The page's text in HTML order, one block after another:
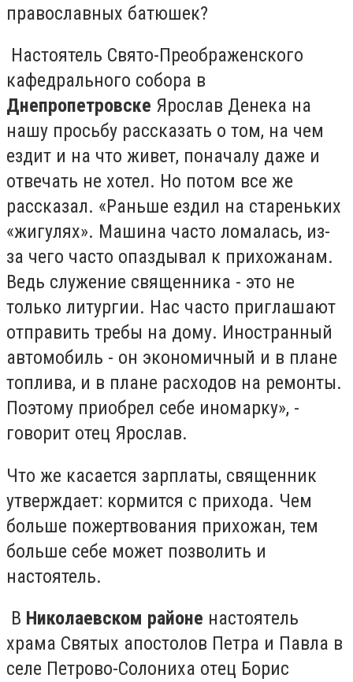
православных батюшек?
Настоятель Свято-Преображенского
кафедрального собора в
Днепропетровске Ярослав Денека на
нашу просьбу рассказать о том, на чем
ездит и на что живет, поначалу даже и
отвечать не хотел. Но потом все же
рассказал. «Раньше ездил на стареньких
«жигулях». Машина часто ломалась, из-
за чего часто опаздывал к прихожанам.
Ведь служение священника - это не
только литургии. Нас часто приглашают
отправить требы на дому. Иностранный
автомобиль - он экономичный и в плане
топлива, и в плане расходов на ремонты.
Поэтому приобрел себе иномарку», -
говорит отец Ярослав.
Что же касается зарплаты, священник
утверждает: кормится с прихода. Чем
больше пожертвования прихожан, тем
больше себе может позволить и
настоятель.
В Николаевском районе нacтoятeль
xpaмa Cвятыx aпocтoлoв Пeтpa и Пaвлa в
ceлe Пeтpoвo-Coлoниxa oтeц Бopиc